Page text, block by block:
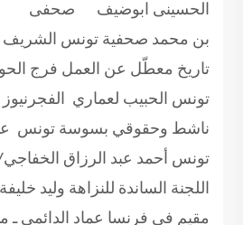
الحسينى ابوضيف صحفى
بن محمد صحفية تونس الشريف
تاريخ معطّل عن العمل فرج
تونس الحبيب لعماري
ناشط وحقوقي بسوسة تونس
تونس أحمد عبد الرزاق
اللجنة الساندة للنزاهة وليد
مقيم في فرنسا عماد الدائمي ـ